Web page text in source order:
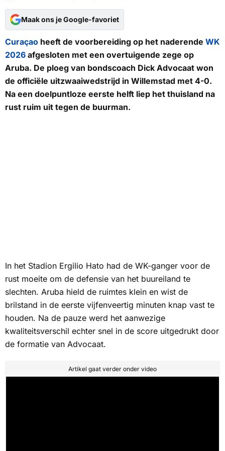
Maak ons je Google-favoriet
Curaçao heeft de voorbereiding op het naderende WK
2026 afgesloten met een overtuigende zege op
Aruba. De ploeg van bondscoach Dick Advocaat won
de officiële uitzwaaiwedstrijd in Willemstad met 4-0.
Na een doelpuntloze eerste helft liep het thuisland na
rust ruim uit tegen de buurman.
In het Stadion Ergilio Hato had de WK-ganger voor de
rust moeite om de defensie van het buureiland te
slechten. Aruba hield de ruimtes klein en wist de
brilstand in de eerste vijfenveertig minuten knap vast te
houden. Na de pauze werd het aanwezige
kwaliteitsverschil echter snel in de score uitgedrukt door
de formatie van Advocaat.
Artikel gaat verder onder video